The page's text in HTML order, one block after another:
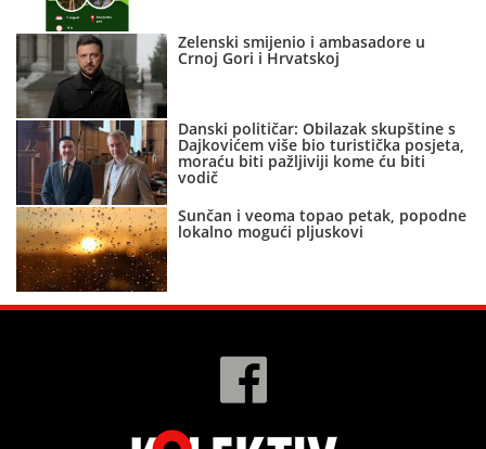
Zelenski smijenio i ambasadore u
Crnoj Gori i Hrvatskoj
Danski političar: Obilazak skupštine s
Dajkovićem više bio turistička posjeta,
moraću biti pažljiviji kome ću biti
vodič
Sunčan i veoma topao petak, popodne
lokalno mogući pljuskovi